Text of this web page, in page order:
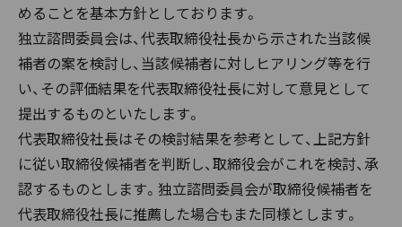
めることを基本方針としております。
独立諮問委員会は、代表取締役社長から示された当該候
補者の案を検討し、当該候補者に対しヒアリング等を行
い、その評価結果を代表取締役社長に対して意見として
提出するものといたします。
代表取締役社長はその検討結果を参考として、上記方針
に従い取締役候補者を判断し、取締役会がこれを検討、承
認するものとします。独立諮問委員会が取締役候補者を
代表取締役社長に推薦した場合もまた同様とします。